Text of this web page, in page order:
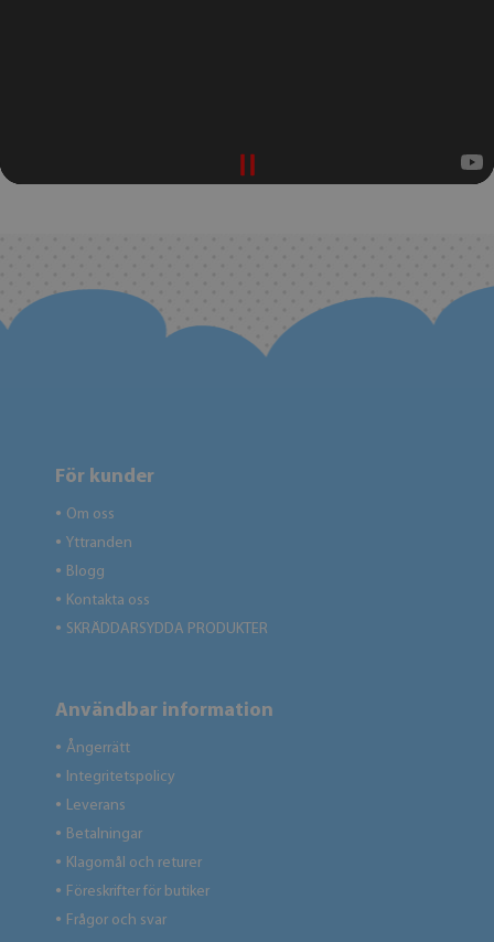
För kunder
● Om oss
● Yttranden
● Blogg
● Kontakta oss
● SKRÄDDARSYDDA PRODUKTER
Användbar information
● Ångerrätt
● Integritetspolicy
● Leverans
● Betalningar
● Klagomål och returer
● Föreskrifter för butiker
● Frågor och svar